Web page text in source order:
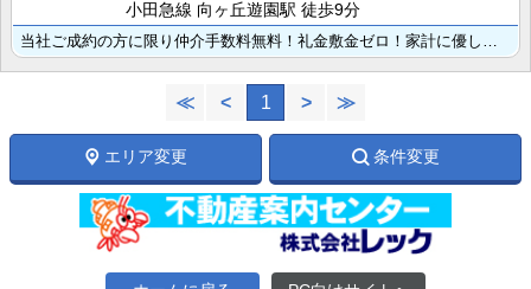
小田急線 向ヶ丘遊園駅 徒歩9分
≪ < 1 > ≫
エリア変更 条件変更